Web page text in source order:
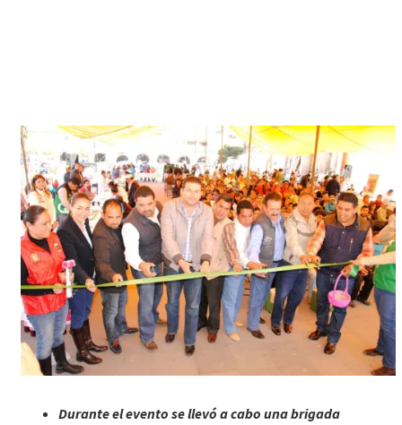
Durante el evento se llevó a cabo una brigada